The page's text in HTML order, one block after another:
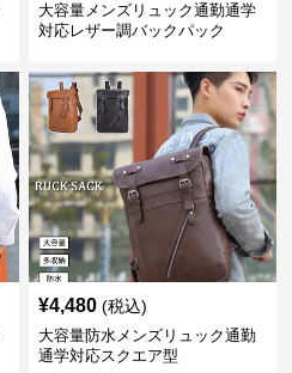
大容量メンズリュック通勤通学
対応レザー調バックパック
¥4,480 (税込)
大容量防水メンズリュック通勤
通学対応スクエア型